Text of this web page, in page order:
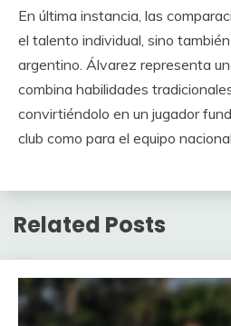
En última instancia, las
el talento individual, sino
argentino. Álvarez representa
combina habilidades
convirtiéndolo en un jugador
club como para el equipo nacional.
Related Posts